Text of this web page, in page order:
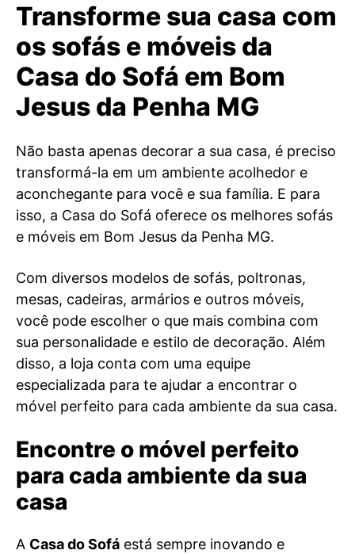
Transforme sua casa com
os sofás e móveis da
Casa do Sofá em Bom
Jesus da Penha MG
Não basta apenas decorar a sua casa, é preciso
transformá-la em um ambiente acolhedor e
aconchegante para você e sua família. E para
isso, a Casa do Sofá oferece os melhores sofás
e móveis em Bom Jesus da Penha MG.
Com diversos modelos de sofás, poltronas,
mesas, cadeiras, armários e outros móveis,
você pode escolher o que mais combina com
sua personalidade e estilo de decoração. Além
disso, a loja conta com uma equipe
especializada para te ajudar a encontrar o
móvel perfeito para cada ambiente da sua casa.
Encontre o móvel perfeito
para cada ambiente da sua
casa
A Casa do Sofá está sempre inovando e